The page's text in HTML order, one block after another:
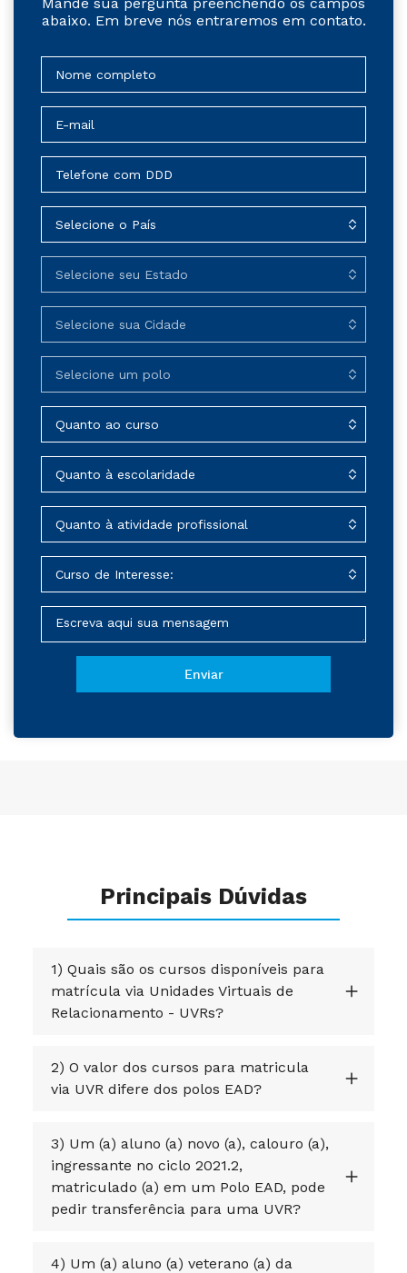
abaixo. Em breve nós entraremos em contato.
Principais Dúvidas
1) Quais são os cursos disponíveis para
matrícula via Unidades Virtuais de
Relacionamento - UVRs?
2) O valor dos cursos para matricula
via UVR difere dos polos EAD?
3) Um (a) aluno (a) novo (a), calouro (a),
ingressante no ciclo 2021.2,
matriculado (a) em um Polo EAD, pode
pedir transferência para uma UVR?
4) Um (a) aluno (a) veterano (a) da